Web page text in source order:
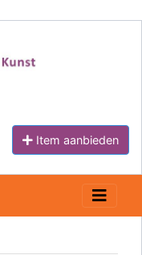
Item aanbieden